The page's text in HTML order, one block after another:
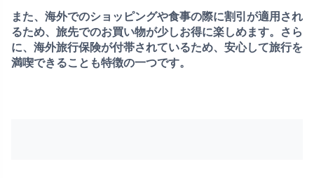
また、海外でのショッピングや食事の際に割引が適用され
るため、旅先でのお買い物が少しお得に楽しめます。さら
に、海外旅行保険が付帯されているため、安心して旅行を
満喫できることも特徴の一つです。